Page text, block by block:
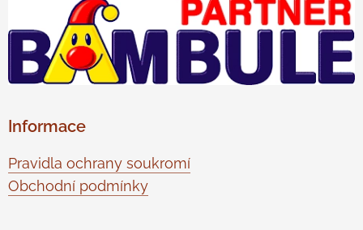
Informace
Pravidla ochrany soukromí
Obchodní podmínky